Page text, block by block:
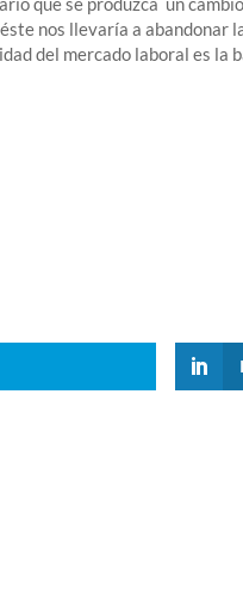
nos llevaría a abandonar
del mercado laboral es la